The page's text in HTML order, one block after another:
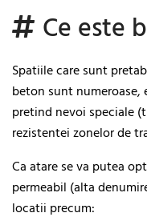
Ce este
Spatiile care sunt
beton sunt numeroase,
pretind nevoi speciale
rezistentei zonelor de
Ca atare se va putea
permeabil (alta
locatii precum: